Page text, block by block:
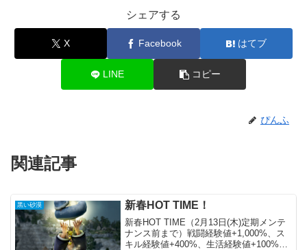
シェアする
X Facebook はてブ
LINE コピー
ぴんふ
関連記事
黒い砂漠 新春HOT TIME！
新春HOT TIME（2月13日(木)定期メンテ
ナンス前まで）戦闘経験値+1,000%、ス
キル経験値+400%、生活経験値+100%、